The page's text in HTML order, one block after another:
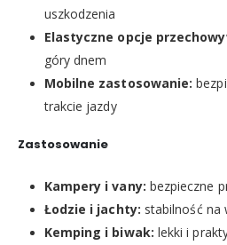
uszkodzenia
Elastyczne opcje
góry dnem
Mobilne zastosowanie:
trakcie jazdy
Zastosowanie
Kampery i vany: bezpieczne
Łodzie i jachty: stabilność na
Kemping i biwak: lekki i